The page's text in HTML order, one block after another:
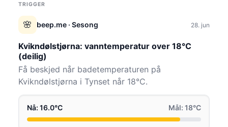
TRIGGER
🌸 beep.me · Sesong 28. jun
Kvikndølstjørna: vanntemperatur over 18°C
(deilig)
Få beskjed når badetemperaturen på
Kvikndølstjørna i Tynset når 18°C.
Nå: 16.0°C Mål: 18°C